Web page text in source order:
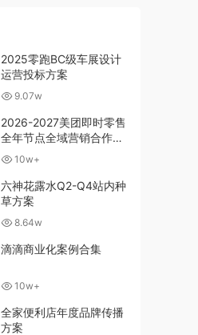
2025零跑BC级车展设计
运营投标方案
9.07w
2026-2027美团即时零售
全年节点全域营销合作方
案 10w+
六神花露水Q2-Q4站内种
草方案
8.64w
滴滴商业化案例合集
10w+
全家便利店年度品牌传播
方案